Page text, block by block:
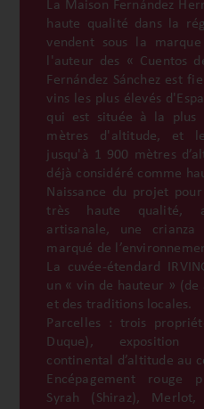
La Maison Fernández
haute qualité dans la
vendent sous la
l'auteur des « Cuentos
Fernández Sánchez est
vins les plus élevés
qui est située à la plus
mètres d'altitude, et
jusqu'à 1 900 mètres
déjà considéré comme
Naissance du projet
très haute qualité,
artisanale, une
marqué de
La cuvée-étendard
un « vin de hauteur »
et des traditions locales.
Parcelles : trois
Duque), exposition
continental d’altitude au
Encépagement rouge
Syrah (Shiraz), Merlot,